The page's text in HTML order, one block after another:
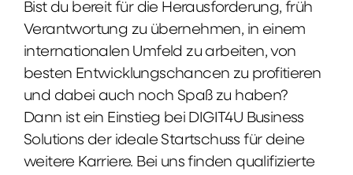
Bist du bereit für die Herausforderung, früh
Verantwortung zu übernehmen, in einem
internationalen Umfeld zu arbeiten, von
besten Entwicklungschancen zu profitieren
und dabei auch noch Spaß zu haben?
Dann ist ein Einstieg bei DIGIT4U Business
Solutions der ideale Startschuss für deine
weitere Karriere. Bei uns finden qualifizierte